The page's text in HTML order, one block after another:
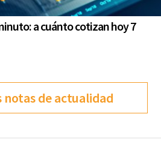
a cuánto cotizan hoy 7
notas de actualidad